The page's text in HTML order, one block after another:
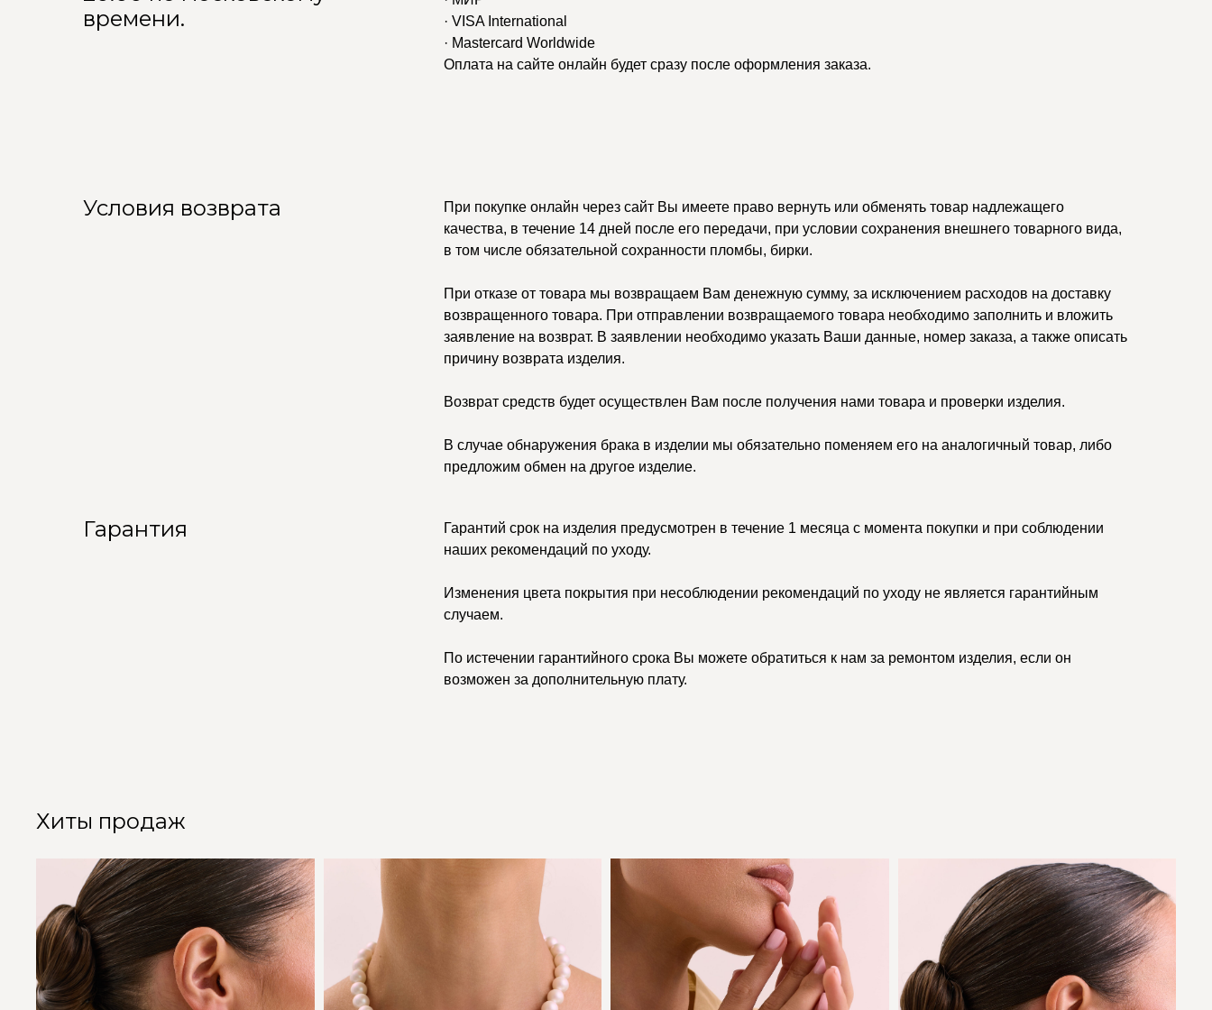
времени.
· VISA International
· Mastercard Worldwide
Оплата на сайте онлайн будет сразу после оформления заказа.
Условия возврата
При покупке онлайн через сайт Вы имеете право вернуть или обменять товар надлежащего
качества, в течение 14 дней после его передачи, при условии сохранения внешнего товарного вида,
в том числе обязательной сохранности пломбы, бирки.
При отказе от товара мы возвращаем Вам денежную сумму, за исключением расходов на доставку
возвращенного товара. При отправлении возвращаемого товара необходимо заполнить и вложить
заявление на возврат. В заявлении необходимо указать Ваши данные, номер заказа, а также описать
причину возврата изделия.
Возврат средств будет осуществлен Вам после получения нами товара и проверки изделия.
В случае обнаружения брака в изделии мы обязательно поменяем его на аналогичный товар, либо
предложим обмен на другое изделие.
Гарантия
Гарантий срок на изделия предусмотрен в течение 1 месяца с момента покупки и при соблюдении
наших рекомендаций по уходу.
Изменения цвета покрытия при несоблюдении рекомендаций по уходу не является гарантийным
случаем.
По истечении гарантийного срока Вы можете обратиться к нам за ремонтом изделия, если он
возможен за дополнительную плату.
Хиты продаж